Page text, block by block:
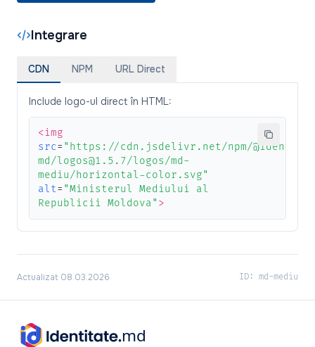
Integrare
CDN NPM URL Direct
Include logo-ul direct în HTML:
<img
src= "https://cdn.jsdelivr.net/npm/
md/logos@1.5.7/logos/md-
mediu/horizontal-color.svg"
alt= "Ministerul Mediului al
Republicii Moldova" >
Actualizat 08.03.2026 ID: md-mediu